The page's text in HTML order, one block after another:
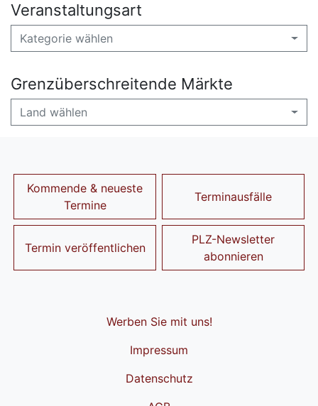
Veranstaltungsart
Kategorie wählen
Grenzüberschreitende Märkte
Land wählen
Kommende & neueste
Termine
Terminausfälle
Termin veröffentlichen
PLZ-Newsletter
abonnieren
Werben Sie mit uns!
Impressum
Datenschutz